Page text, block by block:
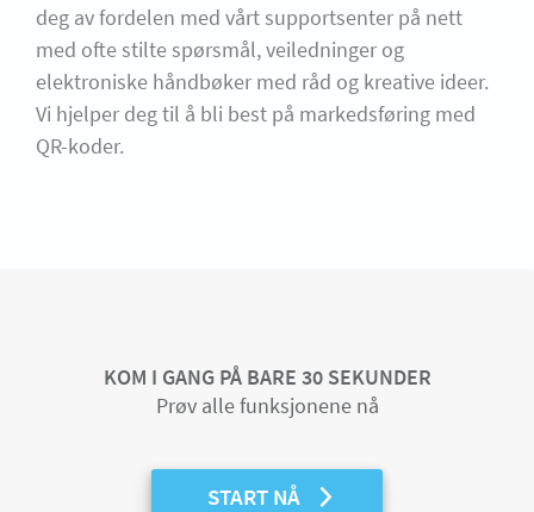
deg av fordelen med vårt supportsenter på nett
med ofte stilte spørsmål, veiledninger og
elektroniske håndbøker med råd og kreative ideer.
Vi hjelper deg til å bli best på markedsføring med
QR-koder.
KOM I GANG PÅ BARE 30 SEKUNDER
Prøv alle funksjonene nå
START NÅ